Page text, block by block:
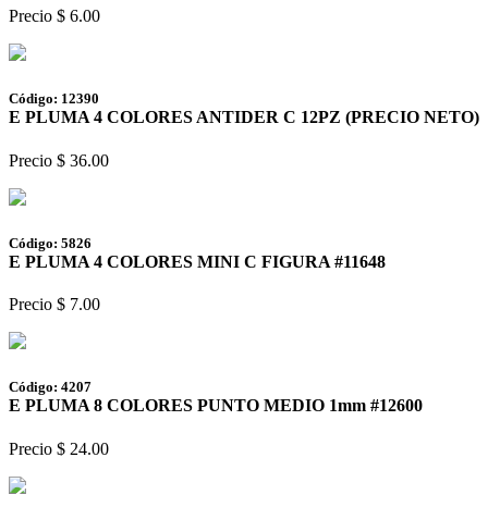
Precio $ 6.00
Código: 12390
E PLUMA 4 COLORES ANTIDER C 12PZ (PRECIO NETO)
Precio $ 36.00
Código: 5826
E PLUMA 4 COLORES MINI C FIGURA #11648
Precio $ 7.00
Código: 4207
E PLUMA 8 COLORES PUNTO MEDIO 1mm #12600
Precio $ 24.00